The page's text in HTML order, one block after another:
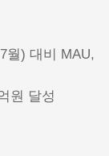
월) 대비 MAU,
원 달성